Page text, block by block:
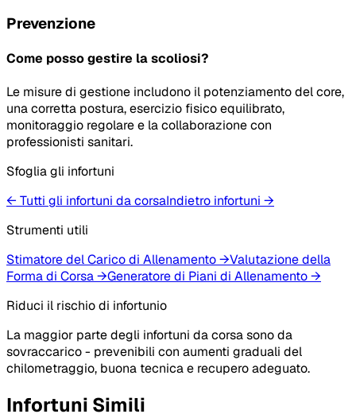
Prevenzione
Come posso gestire la scoliosi?
Le misure di gestione includono il potenziamento del core,
una corretta postura, esercizio fisico equilibrato,
monitoraggio regolare e la collaborazione con
professionisti sanitari.
Sfoglia gli infortuni
← Tutti gli infortuni da corsaIndietro infortuni →
Strumenti utili
Stimatore del Carico di Allenamento→Valutazione della
Forma di Corsa→Generatore di Piani di Allenamento→
Riduci il rischio di infortunio
La maggior parte degli infortuni da corsa sono da
sovraccarico - prevenibili con aumenti graduali del
chilometraggio, buona tecnica e recupero adeguato.
Infortuni Simili